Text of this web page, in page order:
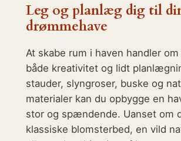
Leg og planlæg dig til
drømmehave
At skabe rum i haven handler
både kreativitet og lidt
stauder, slyngroser, buske og
materialer kan du opbygge en
stor og spændende. Uanset om
klassiske blomsterbed, en vild